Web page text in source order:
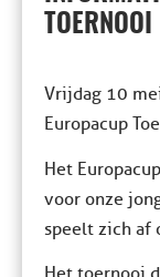
TOERNOOI
Vrijdag 10
Europacup
Het
voor onze
speelt zich af